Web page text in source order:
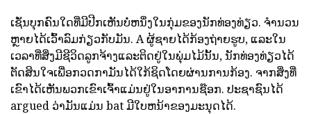
ເຊັ່ນບຸກຄົນໃດທີ່ມີປີກເຫັນບໍ່ຫນຶ່ງໃນກຸ່ມຂອງນັກທ່ອງທ່ຽວ. ຈໍານວນ
ຫຼາຍໄດ້ເວົ້າລົມກ່ຽວກັບມັນ. A ຜູ້ຊາຍໄດ້ກ້ອງຖ່າຍຮູບ, ແລະໃນ
ເວລາທີ່ສິ່ງມີຊີວິດລູກຈ້າງແລະຕິດຢູ່ໃນພຸ່ມໄມ້ນັ້ນ, ນັກທ່ອງທ່ຽວໄດ້
ຕັດສິນໃຈເພື່ອກວດກາມັນໄດ້ໃກ້ຊິດໂດຍຜ່ານການກ້ອງ. ຈາກສິ່ງທີ່
ເຂົາໄດ້ເຫັນພວກເຂົາເຈົ້າແມ່ນຢູ່ໃນອາການຊ໊ອກ. ປະຊາຊົນໄດ້
argued ວ່າມັນແມ່ນ bat ມີໃບຫນ້າຂອງມະນຸດໄດ້.